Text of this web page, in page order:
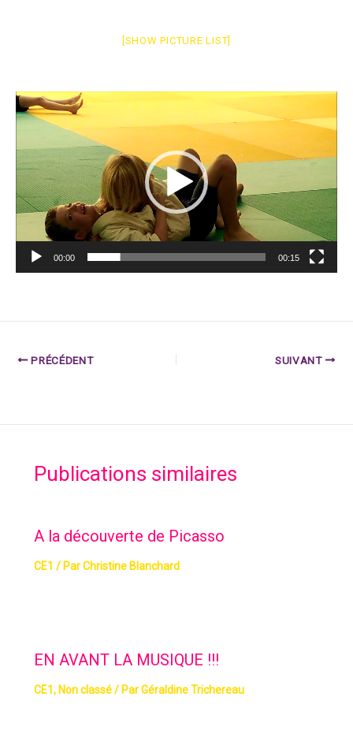
[SHOW PICTURE LIST]
Lecteur
vidéo
00:00 00:15
PRÉCÉDENT SUIVANT
Publications similaires
A la découverte de Picasso
CE1 / ParChristine Blanchard
EN AVANT LA MUSIQUE !!!
CE1 , Non classé/ ParGéraldine Trichereau